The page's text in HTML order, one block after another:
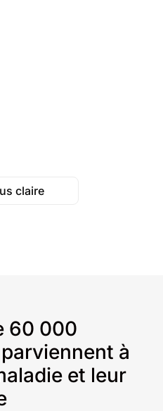
claire
60 000
à
et leur